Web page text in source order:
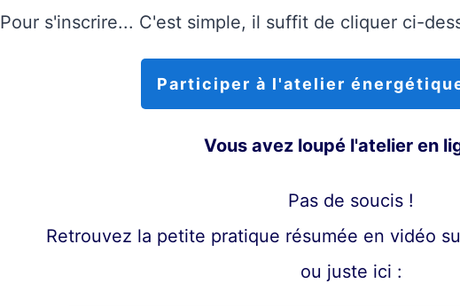
Pour s'inscrire... C'est simple, il suffit de cliquer ci-
Participer à l'atelier
Vous avez loupé l'atelier en
Pas de soucis !
Retrouvez la petite pratique résumée en vidéo
ou juste ici :